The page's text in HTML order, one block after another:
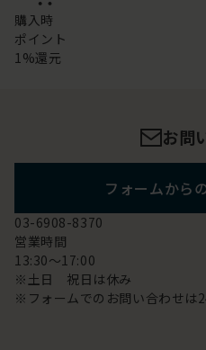
購入時
ポイント
1%還元
お問
フォームから
03-6908-8370
営業時間
13:30～17:00
※土日 祝日は休み
※フォームでのお問い合わせは